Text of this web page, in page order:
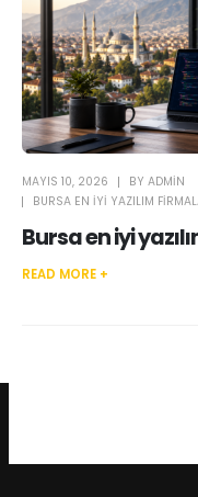
MAYIS 10, 2026 BY ADMIN
BURSA EN IYI YAZILIM
Bursa en iyi
READ MORE +